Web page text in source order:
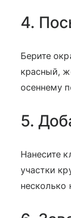
4.
Берите
красный,
осеннему
5.
Нанесите
участки
несколько